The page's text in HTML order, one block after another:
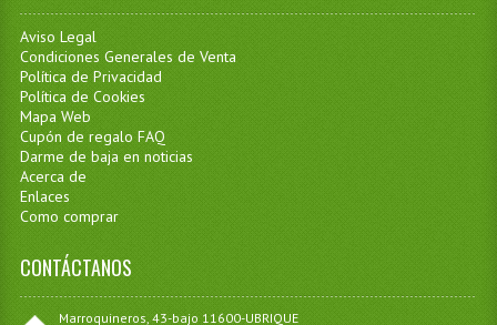
Aviso Legal
Condiciones Generales de Venta
Política de Privacidad
Política de Cookies
Mapa Web
Cupón de regalo FAQ
Darme de baja en noticias
Acerca de
Enlaces
Como comprar
CONTÁCTANOS
Marroquineros, 43-bajo 11600-UBRIQUE